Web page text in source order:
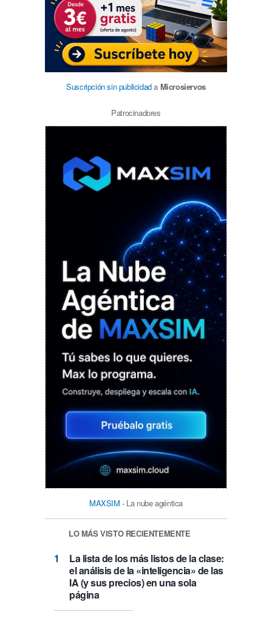
Suscripción sin publicidada Microsiervos
Patrocinadores
MAXSIM - La nube agéntica
LO MÁS VISTO RECIENTEMENTE
La lista de los más listos de la clase:
el análisis de la «inteligencia» de las
IA (y sus precios) en una sola
página